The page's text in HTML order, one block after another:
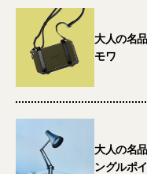
大人の名
モワ
大人の名
ングルポ